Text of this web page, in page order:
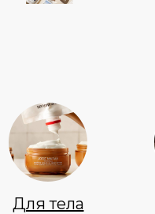
Для тела